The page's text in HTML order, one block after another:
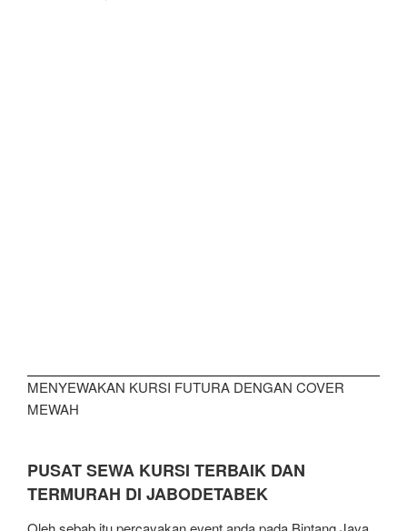
MENYEWAKAN KURSI FUTURA DENGAN COVER
MEWAH
PUSAT SEWA KURSI TERBAIK DAN
TERMURAH DI JABODETABEK